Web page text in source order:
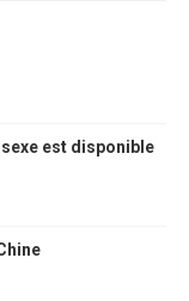
est disponible